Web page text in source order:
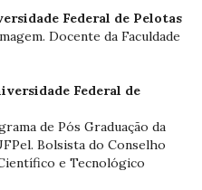
Federal de Pelotas
Docente da Faculdade
Federal de
de Pós Graduação da
Bolsista do Conselho
e Tecnológico